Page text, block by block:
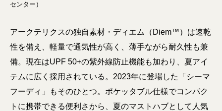
センター）
アークテリクスの独自素材・ディエム（Diem™）は速乾
性を備え、軽量で通気性が高く、薄手ながら耐久性も兼
備。現在はUPF 50+の紫外線防止機能も加わり、夏アイ
テムに広く採用されている。2023年に登場した「シーマ
フーディ」もそのひとつ。ポケッタブル仕様でコンパク
トに携帯できる便利さから、夏のマストハブとして人気